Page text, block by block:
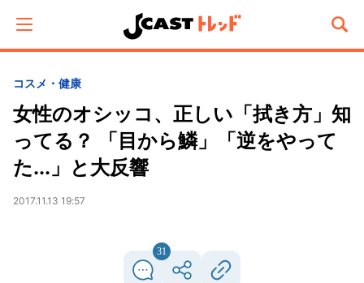
コスメ・健康
女性のオシッコ、正しい「拭き方」知
ってる？ 「目から鱗」「逆をやって
た...」と大反響
2017.11.13 19:57
31